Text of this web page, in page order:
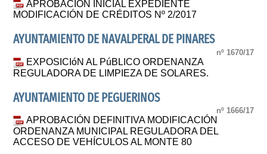
APROBACIÓN INICIAL EXPEDIENTE
MODIFICACIÓN DE CRÉDITOS Nº 2/2017
AYUNTAMIENTO DE NAVALPERAL DE PINARES
nº 1670/17
EXPOSICIóN AL PúBLICO ORDENANZA
REGULADORA DE LIMPIEZA DE SOLARES.
AYUNTAMIENTO DE PEGUERINOS
nº 1666/17
APROBACIÓN DEFINITIVA MODIFICACIÓN
ORDENANZA MUNICIPAL REGULADORA DEL
ACCESO DE VEHÍCULOS AL MONTE 80